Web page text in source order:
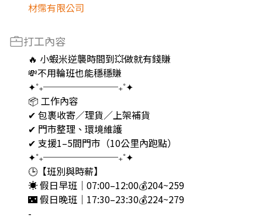
材霈有限公司
打工內容
🔥 小蝦米逆襲時間到💥做就有錢賺
💸不用輪班也能穩穩賺
✦˚₊────────₊˚✦
📦 工作內容
✔ 包裹收寄／理貨／上架補貨
✔ 門市整理、環境維護
✔ 支援1–5間門市（10公里內跑點）
✦˚₊────────₊˚✦
🕒【班別與時薪】
☀️ 假日早班｜07:00–12:00💰204~259
🌃 假日晚班｜17:30–23:30💰224~279
-